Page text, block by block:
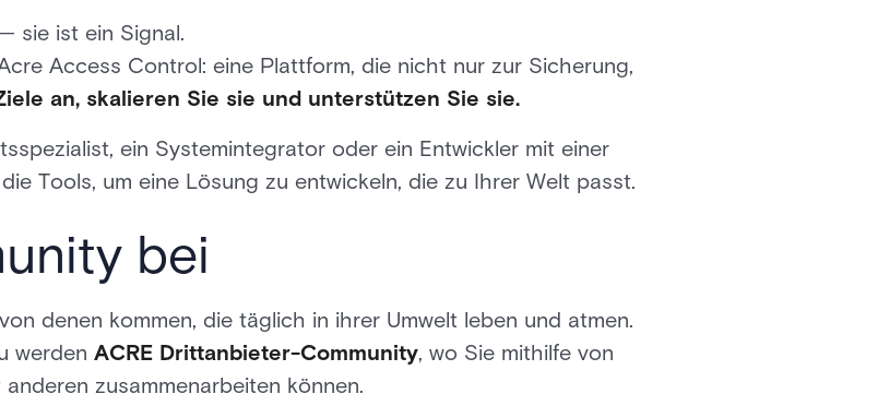
sie ist ein Signal.
Access Control: eine Plattform, die nicht nur zur Sicherung,
an, skalieren Sie sie und unterstützen Sie sie.
ein Systemintegrator oder ein Entwickler mit einer
Tools, um eine Lösung zu entwickeln, die zu Ihrer Welt passt.
bei
denen kommen, die täglich in ihrer Umwelt leben und atmen.
werden ACRE Drittanbieter-Community, wo Sie mithilfe von
zusammenarbeiten können.